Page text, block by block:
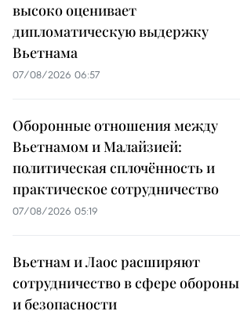
высоко оценивает
дипломатическую выдержку
Вьетнама
07/08/2026 06:57
Оборонные отношения между
Вьетнамом и Малайзией:
политическая сплочённость и
практическое сотрудничество
07/08/2026 05:19
Вьетнам и Лаос расширяют
сотрудничество в сфере обороны
и безопасности